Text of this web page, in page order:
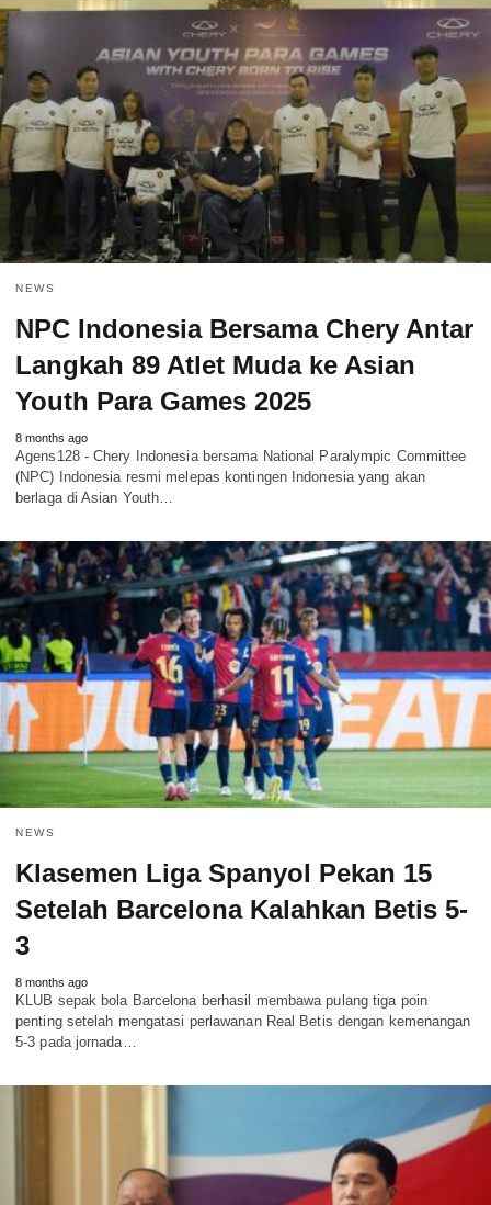
NEWS
NPC Indonesia Bersama Chery Antar
Langkah 89 Atlet Muda ke Asian
Youth Para Games 2025
8 months ago
Agens128 - Chery Indonesia bersama National Paralympic Committee
(NPC) Indonesia resmi melepas kontingen Indonesia yang akan
berlaga di Asian Youth…
NEWS
Klasemen Liga Spanyol Pekan 15
Setelah Barcelona Kalahkan Betis 5-
3
8 months ago
KLUB sepak bola Barcelona berhasil membawa pulang tiga poin
penting setelah mengatasi perlawanan Real Betis dengan kemenangan
5-3 pada jornada…